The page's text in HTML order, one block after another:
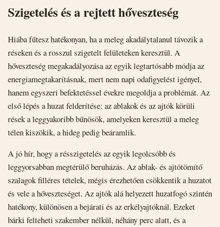
Szigetelés és a rejtett hőveszteség
Hiába fűtesz hatékonyan, ha a meleg akadálytalanul távozik a
réseken és a rosszul szigetelt felületeken keresztül. A
hőveszteség megakadályozása az egyik legtartósabb módja az
energiamegtakarításnak, mert nem napi odafigyelést igényel,
hanem egyszeri befektetéssel évekre megoldja a problémát. Az
első lépés a huzat felderítése: az ablakok és az ajtók körüli
rések a leggyakoribb bűnösök, amelyeken keresztül a meleg
télen kiszökik, a hideg pedig beáramlik.
A jó hír, hogy a résszigetelés az egyik legolcsóbb és
leggyorsabban megtérülő beruházás. Az ablak- és ajtótömítő
szalagok filléres tételek, mégis érezhetően csökkentik a huzatot
és vele a hőveszteséget. Az ajtók alá helyezett huzatfogó szintén
hatékony, különösen a bejárati és az erkélyajtóknál. Ezeket
bárki felteheti szakember nélkül, néhány perc alatt, és a